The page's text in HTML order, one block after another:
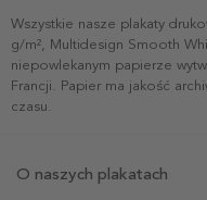
Wszystkie nasze plakaty
g/m², Multidesign Smooth
niepowlekanym papierze
Francji. Papier ma jakość
czasu.
O naszych plakatach